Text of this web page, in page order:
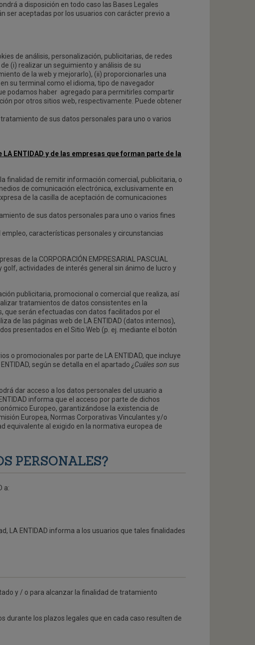
a disposición en todo caso las Bases Legales
ser aceptadas por los usuarios con carácter previo a
de análisis, personalización, publicitarias, de redes
(i) realizar un seguimiento y análisis de su
de la web y mejorarlo), (ii) proporcionarles una
su terminal como el idioma, tipo de navegador
podamos haber agregado para permitirles compartir
por otros sitios web, respectivamente. Puede obtener
de sus datos personales para uno o varios
ENTIDAD y de las empresas que forman parte de la
finalidad de remitir información comercial, publicitaria, o
de comunicación electrónica, exclusivamente en
de la casilla de aceptación de comunicaciones
de sus datos personales para uno o varios fines
características personales y circunstancias
de la CORPORACIÓN EMPRESARIAL PASCUAL
actividades de interés general sin ánimo de lucro y
publicitaria, promocional o comercial que realiza, así
tratamientos de datos consistentes en la
que serán efectuadas con datos facilitados por el
de las páginas web de LA ENTIDAD (datos internos),
presentados en el Sitio Web (p. ej. mediante el botón
o promocionales por parte de LA ENTIDAD, que incluye
según se detalla en el apartado¿Cuáles son sus
dar acceso a los datos personales del usuario a
informa que el acceso por parte de dichos
Europeo, garantizándose la existencia de
Europea, Normas Corporativas Vinculantes y/o
equivalente al exigido en la normativa europea de
PERSONALES?
a:
LA ENTIDAD informa a los usuarios que tales finalidades
y / o para alcanzar la finalidad de tratamiento
durante los plazos legales que en cada caso resulten de